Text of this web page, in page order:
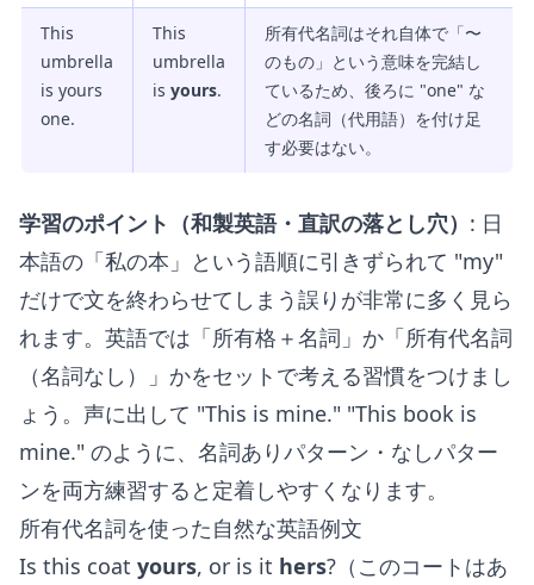
This
umbrella
is yours
one.
This
umbrella
is yours.
所有代名詞はそれ自体で「〜
のもの」という意味を完結し
ているため、後ろに "one" な
どの名詞（代用語）を付け足
す必要はない。
学習のポイント（和製英語・直訳の落とし穴） : 日
本語の「私の本」という語順に引きずられて "my"
だけで文を終わらせてしまう誤りが非常に多く見ら
れます。英語では「所有格＋名詞」か「所有代名詞
（名詞なし）」かをセットで考える習慣をつけまし
ょう。声に出して "This is mine." "This book is
mine." のように、名詞ありパターン・なしパター
ンを両方練習すると定着しやすくなります。
所有代名詞を使った自然な英語例文
Is this coat yours, or is it hers?（このコートはあ